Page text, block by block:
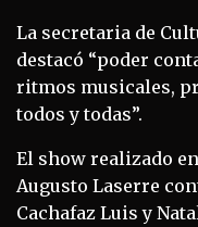
La secretaria de
destacó “poder
ritmos musicales,
todos y todas”.
El show realizado
Augusto Laserre
Cachafaz Luis y